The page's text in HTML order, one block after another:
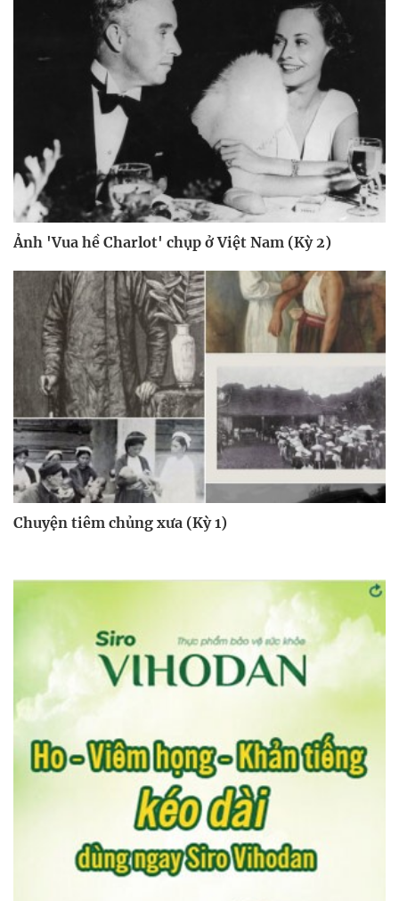
Ảnh 'Vua hề Charlot' chụp ở Việt Nam (Kỳ 2)
Chuyện tiêm chủng xưa (Kỳ 1)